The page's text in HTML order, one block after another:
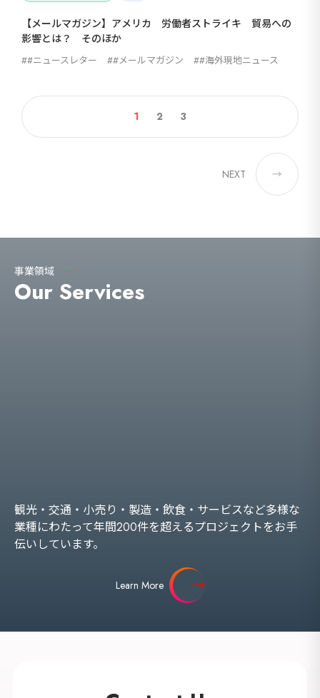
【メールマガジン】アメリカ 労働者ストライキ 貿易への
影響とは？ そのほか
#ニュースレター #メールマガジン #海外現地ニュース
1 2 3
NEXT →
事業領域
Our Services
観光・交通・小売り・製造・飲食・サービスなど多様な
業種にわたって年間200件を超えるプロジェクトをお手
伝いしています。
Learn More